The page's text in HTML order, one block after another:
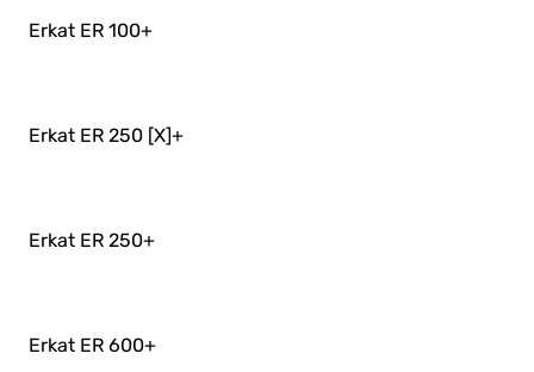
Erkat ER 100+
Erkat ER 250 [X]+
Erkat ER 250+
Erkat ER 600+